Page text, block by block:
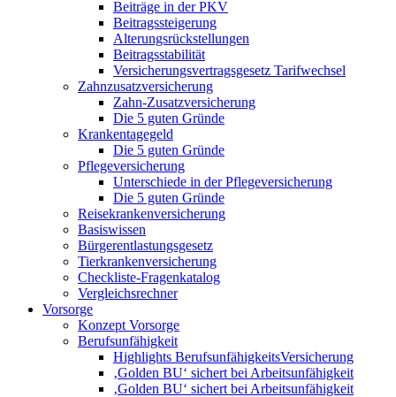
Beiträge in der PKV
Beitragssteigerung
Alterungsrückstellungen
Beitragsstabilität
Versicherungsvertragsgesetz Tarifwechsel
Zahnzusatzversicherung
Zahn-Zusatzversicherung
Die 5 guten Gründe
Krankentagegeld
Die 5 guten Gründe
Pflegeversicherung
Unterschiede in der Pflegeversicherung
Die 5 guten Gründe
Reisekrankenversicherung
Basiswissen
Bürgerentlastungsgesetz
Tierkrankenversicherung
Checkliste-Fragenkatalog
Vergleichsrechner
Vorsorge
Konzept Vorsorge
Berufsunfähigkeit
Highlights BerufsunfähigkeitsVersicherung
‚Golden BU‘ sichert bei Arbeitsunfähigkeit
‚Golden BU‘ sichert bei Arbeitsunfähigkeit